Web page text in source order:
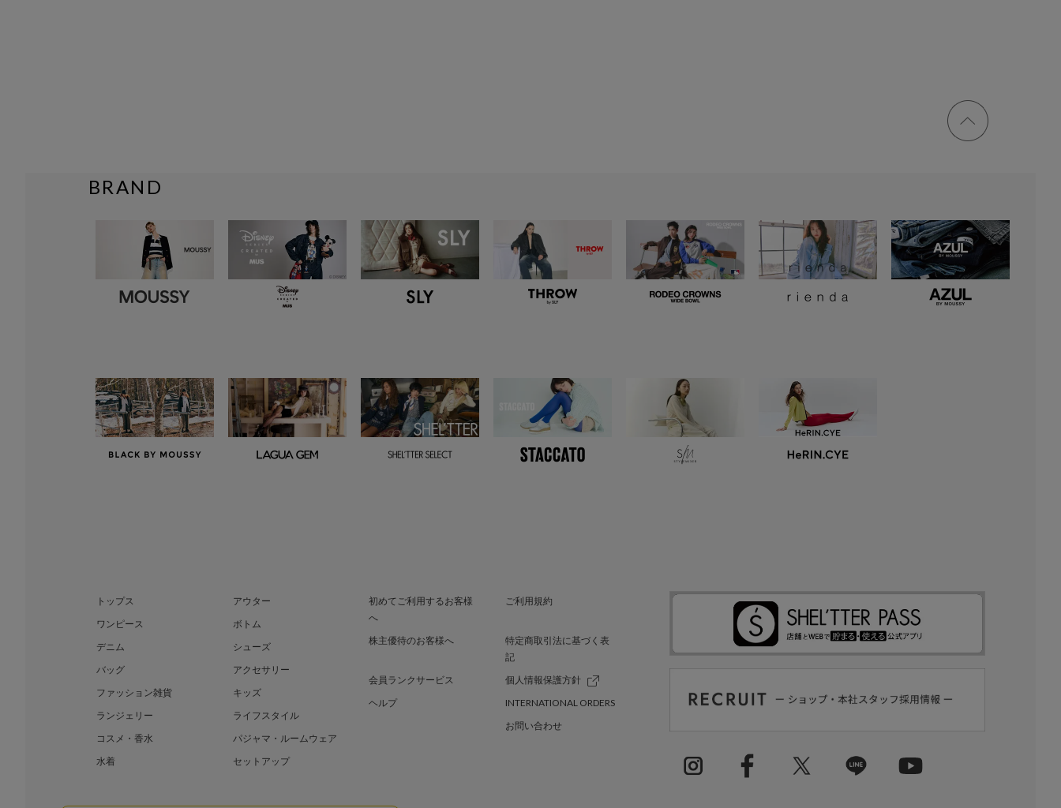
ページ
トップ
BRAND
トップス
アウター
ワンピース
ボトム
デニム
シューズ
バッグ
アクセサリー
ファッション雑貨
キッズ
ランジェリー
ライフスタイル
コスメ・香水
パジャマ・ルームウェア
水着
セットアップ
初めてご利用するお客様
へ
ご利用規約
株主優待のお客様へ
特定商取引法に基づく表
記
会員ランクサービス
個人情報保護方針
ヘルプ
INTERNATIONAL ORDERS
お問い合わせ